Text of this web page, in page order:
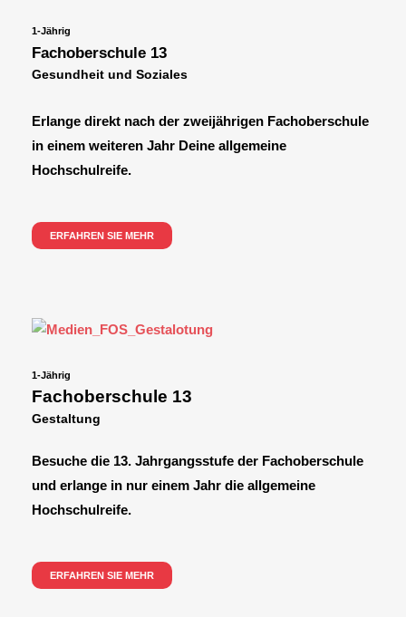
1-Jährig
Fachoberschule 13
Gesundheit und Soziales
Erlange direkt nach der zweijährigen Fachoberschule
in einem weiteren Jahr Deine allgemeine
Hochschulreife.
ERFAHREN SIE MEHR
1-Jährig
Fachoberschule 13
Gestaltung
Besuche die 13. Jahrgangsstufe der Fachoberschule
und erlange in nur einem Jahr die allgemeine
Hochschulreife.
ERFAHREN SIE MEHR